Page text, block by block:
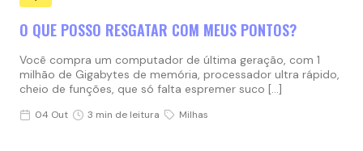
O QUE POSSO RESGATAR COM MEUS PONTOS?
Você compra um computador de última geração, com 1
milhão de Gigabytes de memória, processador ultra rápido,
cheio de funções, que só falta espremer suco […]
04 Out 3 min de leitura Milhas